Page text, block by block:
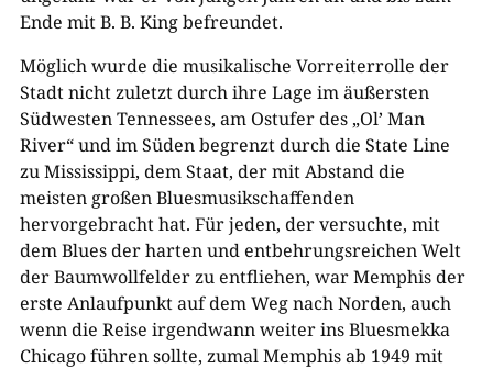
Ende mit B. B. King befreundet.
Möglich wurde die musikalische Vorreiterrolle der
Stadt nicht zuletzt durch ihre Lage im äußersten
Südwesten Tennessees, am Ostufer des „Ol’ Man
River“ und im Süden begrenzt durch die State Line
zu Mississippi, dem Staat, der mit Abstand die
meisten großen Bluesmusikschaffenden
hervorgebracht hat. Für jeden, der versuchte, mit
dem Blues der harten und entbehrungsreichen Welt
der Baumwollfelder zu entfliehen, war Memphis der
erste Anlaufpunkt auf dem Weg nach Norden, auch
wenn die Reise irgendwann weiter ins Bluesmekka
Chicago führen sollte, zumal Memphis ab 1949 mit